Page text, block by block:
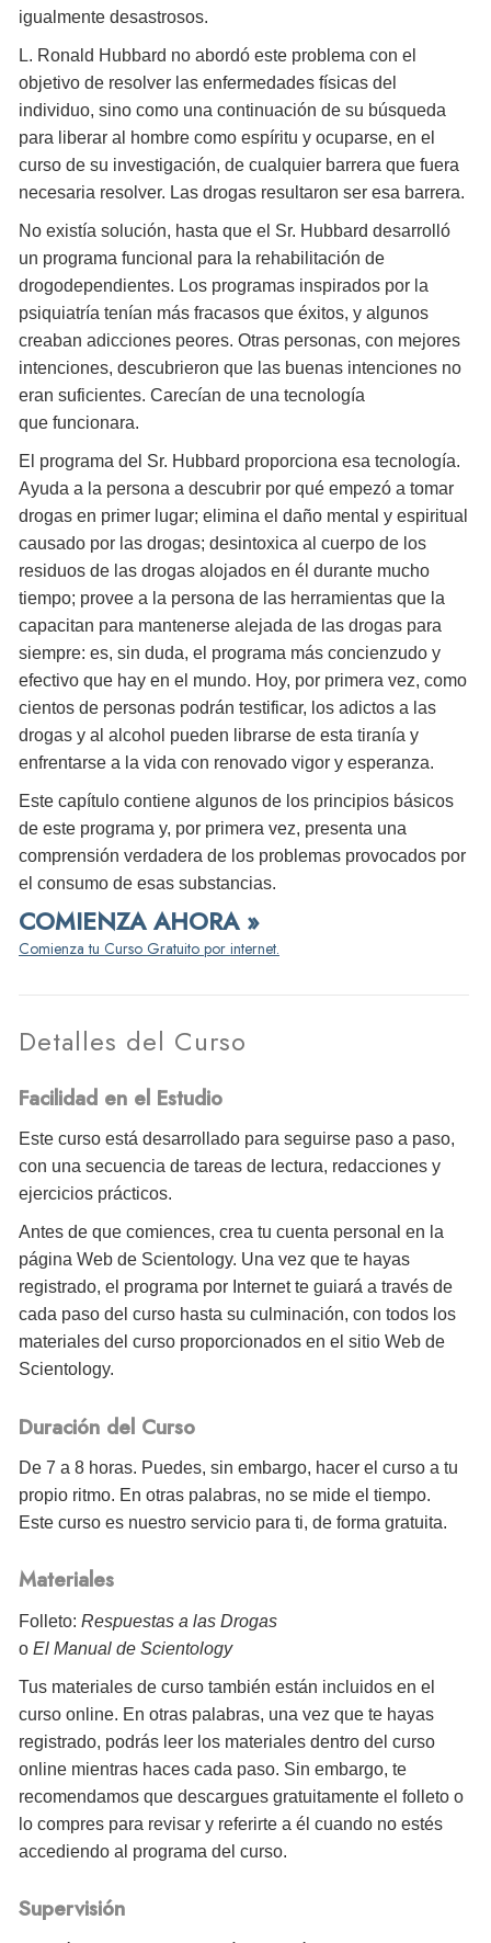
igualmente desastrosos.
L. Ronald Hubbard no abordó este problema con el
objetivo de resolver las enfermedades físicas del
individuo, sino como una continuación de su búsqueda
para liberar al hombre como espíritu y ocuparse, en el
curso de su investigación, de cualquier barrera que fuera
necesaria resolver. Las drogas resultaron ser esa barrera.
No existía solución, hasta que el Sr. Hubbard desarrolló
un programa funcional para la rehabilitación de
drogodependientes. Los programas inspirados por la
psiquiatría tenían más fracasos que éxitos, y algunos
creaban adicciones peores. Otras personas, con mejores
intenciones, descubrieron que las buenas intenciones no
eran suficientes. Carecían de una tecnología
que funcionara.
El programa del Sr. Hubbard proporciona esa tecnología.
Ayuda a la persona a descubrir por qué empezó a tomar
drogas en primer lugar; elimina el daño mental y espiritual
causado por las drogas; desintoxica al cuerpo de los
residuos de las drogas alojados en él durante mucho
tiempo; provee a la persona de las herramientas que la
capacitan para mantenerse alejada de las drogas para
siempre: es, sin duda, el programa más concienzudo y
efectivo que hay en el mundo. Hoy, por primera vez, como
cientos de personas podrán testificar, los adictos a las
drogas y al alcohol pueden librarse de esta tiranía y
enfrentarse a la vida con renovado vigor y esperanza.
Este capítulo contiene algunos de los principios básicos
de este programa y, por primera vez, presenta una
comprensión verdadera de los problemas provocados por
el consumo de esas substancias.
COMIENZA AHORA »
Comienza tu Curso Gratuito por internet.
Detalles del Curso
Facilidad en el Estudio
Este curso está desarrollado para seguirse paso a paso,
con una secuencia de tareas de lectura, redacciones y
ejercicios prácticos.
Antes de que comiences, crea tu cuenta personal en la
página Web de Scientology. Una vez que te hayas
registrado, el programa por Internet te guiará a través de
cada paso del curso hasta su culminación, con todos los
materiales del curso proporcionados en el sitio Web de
Scientology.
Duración del Curso
De 7 a 8 horas. Puedes, sin embargo, hacer el curso a tu
propio ritmo. En otras palabras, no se mide el tiempo.
Este curso es nuestro servicio para ti, de forma gratuita.
Materiales
Folleto: Respuestas a las Drogas
o El Manual de Scientology
Tus materiales de curso también están incluidos en el
curso online. En otras palabras, una vez que te hayas
registrado, podrás leer los materiales dentro del curso
online mientras haces cada paso. Sin embargo, te
recomendamos que descargues gratuitamente el folleto o
lo compres para revisar y referirte a él cuando no estés
accediendo al programa del curso.
Supervisión